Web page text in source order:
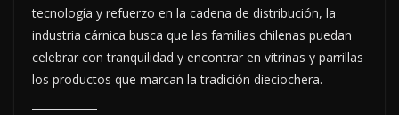
tecnología y refuerzo en la cadena de distribución, la
industria cárnica busca que las familias chilenas puedan
celebrar con tranquilidad y encontrar en vitrinas y parrillas
los productos que marcan la tradición dieciochera.